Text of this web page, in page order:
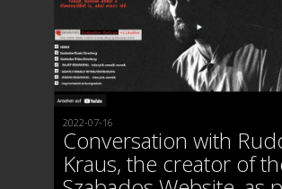
2022-07-16
Conversation with
Kraus, the creator of